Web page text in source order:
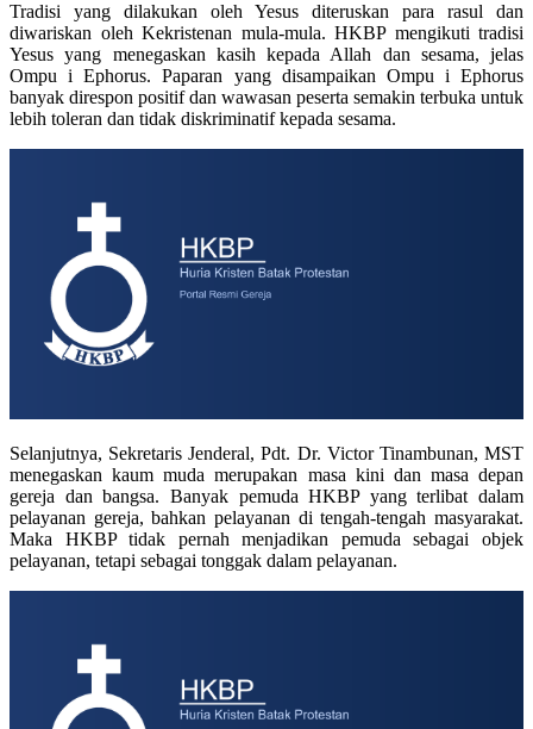
Tradisi yang dilakukan oleh Yesus diteruskan para rasul dan
diwariskan oleh Kekristenan mula-mula. HKBP mengikuti tradisi
Yesus yang menegaskan kasih kepada Allah dan sesama, jelas
Ompu i Ephorus. Paparan yang disampaikan Ompu i Ephorus
banyak direspon positif dan wawasan peserta semakin terbuka untuk
lebih toleran dan tidak diskriminatif kepada sesama.
Selanjutnya, Sekretaris Jenderal, Pdt. Dr. Victor Tinambunan, MST
menegaskan kaum muda merupakan masa kini dan masa depan
gereja dan bangsa. Banyak pemuda HKBP yang terlibat dalam
pelayanan gereja, bahkan pelayanan di tengah-tengah masyarakat.
Maka HKBP tidak pernah menjadikan pemuda sebagai objek
pelayanan, tetapi sebagai tonggak dalam pelayanan.